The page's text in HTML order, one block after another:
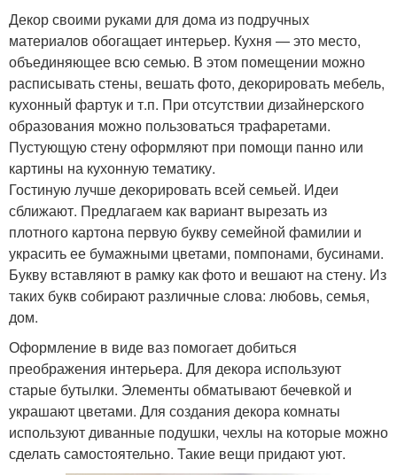
Декор своими руками для дома из подручных
материалов обогащает интерьер. Кухня — это место,
объединяющее всю семью. В этом помещении можно
расписывать стены, вешать фото, декорировать мебель,
кухонный фартук и т.п. При отсутствии дизайнерского
образования можно пользоваться трафаретами.
Пустующую стену оформляют при помощи панно или
картины на кухонную тематику.
Гостиную лучше декорировать всей семьей. Идеи
сближают. Предлагаем как вариант вырезать из
плотного картона первую букву семейной фамилии и
украсить ее бумажными цветами, помпонами, бусинами.
Букву вставляют в рамку как фото и вешают на стену. Из
таких букв собирают различные слова: любовь, семья,
дом.
Оформление в виде ваз помогает добиться
преображения интерьера. Для декора используют
старые бутылки. Элементы обматывают бечевкой и
украшают цветами. Для создания декора комнаты
используют диванные подушки, чехлы на которые можно
сделать самостоятельно. Такие вещи придают уют.